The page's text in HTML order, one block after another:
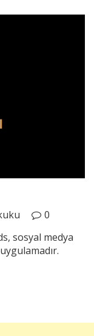
0
sosyal medya